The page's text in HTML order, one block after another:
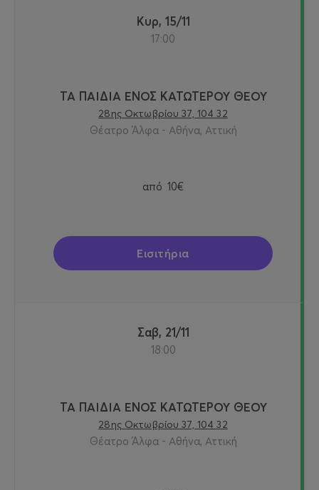
Κυρ, 15/11
17:00
ΤΑ ΠΑΙΔΙΑ ΕΝΟΣ ΚΑΤΩΤΕΡΟΥ ΘΕΟΥ
28ης Οκτωβρίου 37, 104 32
Θέατρο Άλφα - Αθήνα, Αττική
από 10€
Εισιτήρια
Σαβ, 21/11
18:00
ΤΑ ΠΑΙΔΙΑ ΕΝΟΣ ΚΑΤΩΤΕΡΟΥ ΘΕΟΥ
28ης Οκτωβρίου 37, 104 32
Θέατρο Άλφα - Αθήνα, Αττική